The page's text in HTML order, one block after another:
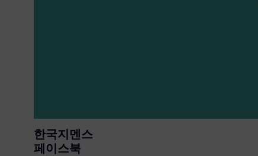
한국지멘스
페이스북